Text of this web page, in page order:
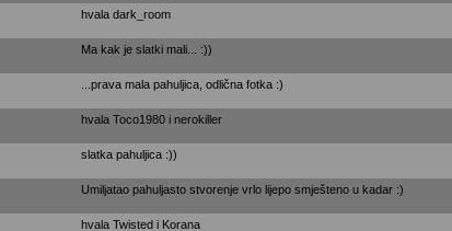
hvala dark_room
Ma kak je slatki mali... :))
...prava mala pahuljica, odlična fotka :)
hvala Toco1980 i nerokiller
slatka pahuljica :))
Umiljatao pahuljasto stvorenje vrlo lijepo smješteno u kadar :)
hvala Twisted i Korana